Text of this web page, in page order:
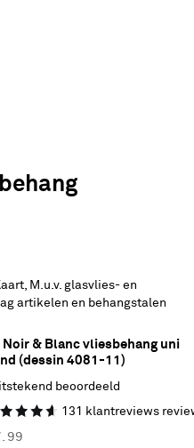
M.u.v. glasvlies- en
artikelen en behangstalen
Noir & Blanc vliesbehang uni
(dessin 4081-11)
beoordeeld
131
klantreviews
99